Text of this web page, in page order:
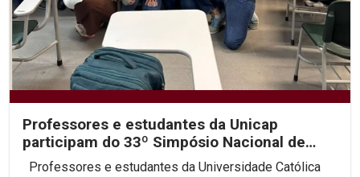
Professores e estudantes da Unicap
participam do 33º Simpósio Nacional de
História da ANPUH